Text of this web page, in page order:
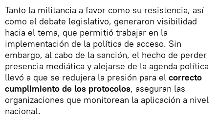
Tanto la militancia a favor como su resistencia, así
como el debate legislativo, generaron visibilidad
hacia el tema, que permitió trabajar en la
implementación de la política de acceso. Sin
embargo, al cabo de la sanción, el hecho de perder
presencia mediática y alejarse de la agenda política
llevó a que se redujera la presión para el correcto
cumplimiento de los protocolos, aseguran las
organizaciones que monitorean la aplicación a nivel
nacional.